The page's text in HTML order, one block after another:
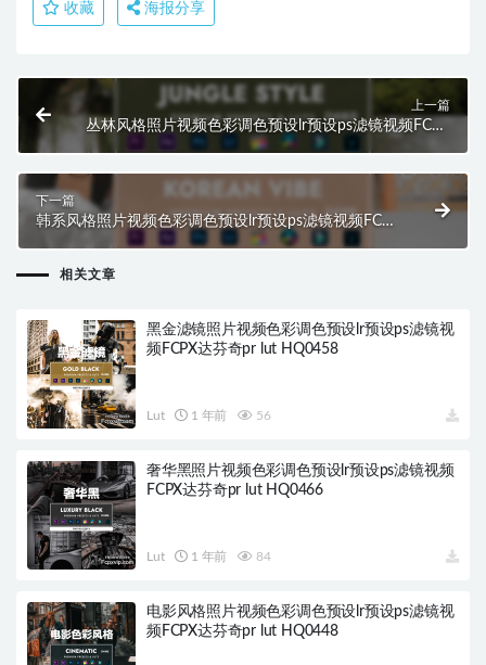
收藏 海报分享
上一篇
丛林风格照片视频色彩调色预设lr预设ps滤镜视频FCPX
达芬奇pr lut HQ0463
下一篇
韩系风格照片视频色彩调色预设lr预设ps滤镜视频FCPX
相关文章
黑金滤镜照片视频色彩调色预设lr预设ps滤镜视
频FCPX达芬奇pr lut HQ0458
Lut 1 年前 56
奢华黑照片视频色彩调色预设lr预设ps滤镜视频
FCPX达芬奇pr lut HQ0466
Lut 1 年前 84
电影风格照片视频色彩调色预设lr预设ps滤镜视
频FCPX达芬奇pr lut HQ0448